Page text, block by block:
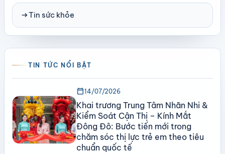
arrow_right_altTin sức khỏe
TIN TỨC NỔI BẬT
calendar_today14/07/2026
Khai trương Trung Tâm Nhãn Nhi &
Kiểm Soát Cận Thị – Kính Mắt
Đông Đô: Bước tiến mới trong
chăm sóc thị lực trẻ em theo tiêu
chuẩn quốc tế